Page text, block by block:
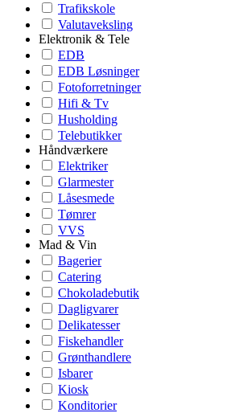
Trafikskole
Valutaveksling
Elektronik & Tele
EDB
EDB Løsninger
Fotoforretninger
Hifi & Tv
Husholding
Telebutikker
Håndværkere
Elektriker
Glarmester
Låsesmede
Tømrer
VVS
Mad & Vin
Bagerier
Catering
Chokoladebutik
Dagligvarer
Delikatesser
Fiskehandler
Grønthandlere
Isbarer
Kiosk
Konditorier